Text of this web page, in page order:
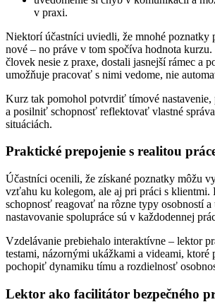
v praxi.
Niektorí účastníci uviedli, že mnohé poznatky
nové – no práve v tom spočíva hodnota kurzu.
človek nesie z praxe, dostali jasnejší rámec a
umožňuje pracovať s nimi vedome, nie
Kurz tak pomohol potvrdiť tímové
a posilniť schopnosť reflektovať vlastné
situáciách.
Praktické prepojenie s realitou
Účastníci ocenili, že získané poznatky môžu
vzťahu ku kolegom, ale aj pri práci s klientmi.
schopnosť reagovať na rôzne typy osobností a
nastavovanie spolupráce sú v každodennej
Vzdelávanie prebiehalo interaktívne – lektor
testami, názornými ukážkami a videami, ktoré
pochopiť dynamiku tímu a rozdielnosť
Lektor ako facilitátor bezpečného